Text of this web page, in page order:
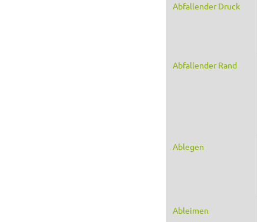
Abfallender Druck
Abfallender Rand
Ablegen
Ableimen